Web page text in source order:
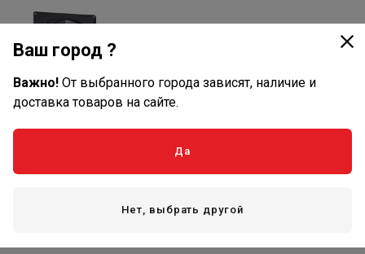
Вытяжные осевые
вентиляторы
Оплата
Ваш город ?
Важно! От выбранного города зависят, наличие и
доставка товаров на сайте.
Да
Нет, выбрать другой